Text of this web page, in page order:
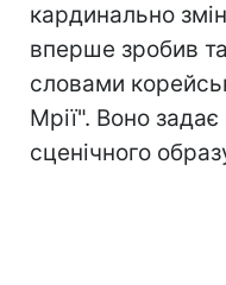
кардинально
вперше зробив
словами
Мрії". Воно
сценічного